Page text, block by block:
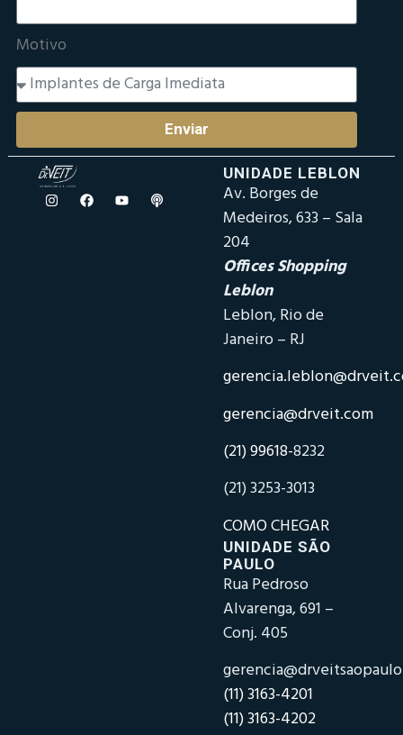
Motivo
Enviar
UNIDADE LEBLON
Av. Borges de
Medeiros, 633 – Sala
204
Offices Shopping
Leblon
Leblon, Rio de
Janeiro – RJ
gerencia@drveit.com
(21) 99618-8232
(21) 3253-3013
COMO CHEGAR
UNIDADE SÃO
PAULO
Rua Pedroso
Alvarenga, 691 –
Conj. 405
(11) 3163-4201
(11) 3163-4202